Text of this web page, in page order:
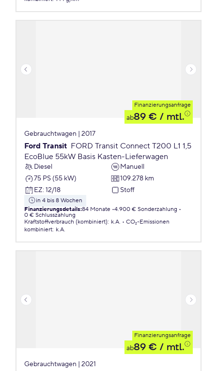
Finanzierungsanfrage
ab89 € / mtl.
Gebrauchtwagen | 2017
Ford Transit FORD Transit Connect T200 L1 1,5
EcoBlue 55kW Basis Kasten-Lieferwagen
Diesel
Manuell
75 PS (55 kW)
109.278 km
EZ: 12/18 Stoff
in 4 bis 8 Wochen
Finanzierungsdetails:84 Monate 4.900 € Sonderzahlung
0 € Schlusszahlung
Kraftstoffverbrauch (kombiniert): k.A.
CO₂-Emissionen
kombiniert: k.A.
Finanzierungsanfrage
ab89 € / mtl.
Gebrauchtwagen | 2021